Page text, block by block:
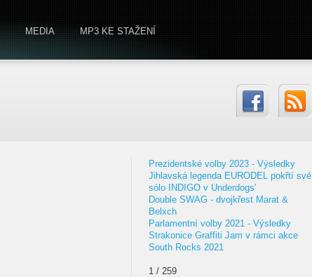
MEDIA MP3 KE STAŽENÍ
Prezidentské volby 2023 - Výsledky
Jihlavská legenda EURODEL pokřtí své
sólo INDIGO v Underdogs'
Double SWAG - dvojkřest Marat &
Belxch
Parlamentní volby 2021 - Výsledky
Strakonice Graffiti Jam v rámci akce
South Rocks 2021
1 / 259